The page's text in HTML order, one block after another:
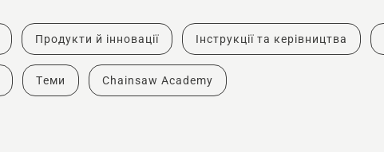
Продукти й інновації Інструкції та керівництва
Теми Chainsaw Academy